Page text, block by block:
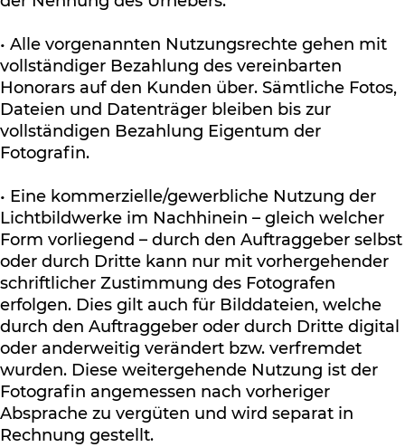
• Alle vorgenannten Nutzungsrechte gehen mit
vollständiger Bezahlung des vereinbarten
Honorars auf den Kunden über. Sämtliche Fotos,
Dateien und Datenträger bleiben bis zur
vollständigen Bezahlung Eigentum der
Fotografin.
• Eine kommerzielle/gewerbliche Nutzung der
Lichtbildwerke im Nachhinein – gleich welcher
Form vorliegend – durch den Auftraggeber selbst
oder durch Dritte kann nur mit vorhergehender
schriftlicher Zustimmung des Fotografen
erfolgen. Dies gilt auch für Bilddateien, welche
durch den Auftraggeber oder durch Dritte digital
oder anderweitig verändert bzw. verfremdet
wurden. Diese weitergehende Nutzung ist der
Fotografin angemessen nach vorheriger
Absprache zu vergüten und wird separat in
Rechnung gestellt.